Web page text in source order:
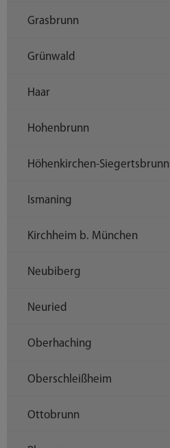
Grasbrunn
Grünwald
Haar
Hohenbrunn
Höhenkirchen-Siegertsbrunn
Ismaning
Kirchheim b. München
Neubiberg
Neuried
Oberhaching
Oberschleißheim
Ottobrunn